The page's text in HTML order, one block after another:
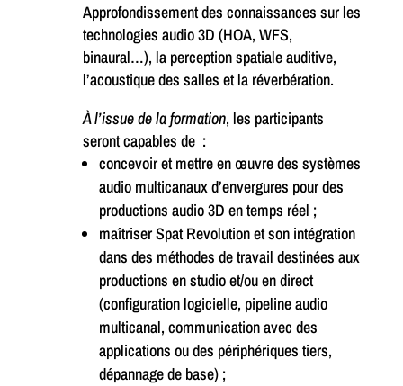
Approfondissement des connaissances sur les
technologies audio 3D (HOA, WFS,
binaural…), la perception spatiale auditive,
l’acoustique des salles et la réverbération.
À l’issue de la formation, les participants
seront capables de :
concevoir et mettre en œuvre des systèmes
audio multicanaux d’envergures pour des
productions audio 3D en temps réel ;
maîtriser Spat Revolution et son intégration
dans des méthodes de travail destinées aux
productions en studio et/ou en direct
(configuration logicielle, pipeline audio
multicanal, communication avec des
applications ou des périphériques tiers,
dépannage de base) ;